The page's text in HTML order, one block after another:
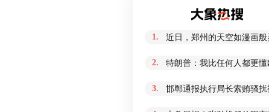
1. 近日，郑州的天空如漫画
2. 特朗普：我比任何人都更
3. 邯郸通报执行局长索贿骚